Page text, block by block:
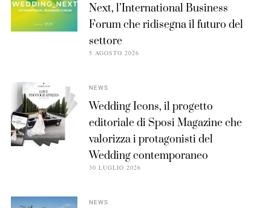
Next, l’International Business
Forum che ridisegna il futuro del
settore
5 AGOSTO 2026
NEWS
Wedding Icons, il progetto
editoriale di Sposi Magazine che
valorizza i protagonisti del
Wedding contemporaneo
30 LUGLIO 2026
NEWS